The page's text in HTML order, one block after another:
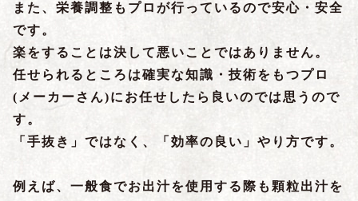
また、栄養調整もプロが行っているので安心・安全
です。
楽をすることは決して悪いことではありません。
任せられるところは確実な知識・技術をもつプロ
(メーカーさん)にお任せしたら良いのでは思うので
す。
「手抜き」ではなく、「効率の良い」やり方です。
例えば、一般食でお出汁を使用する際も顆粒出汁を